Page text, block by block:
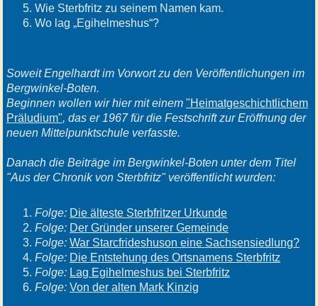
Wie Sterbfritz zu seinem Namen kam.
Wo lag „Egihelmeshus“?
Soweit Engelhardt im Vorwort zu den Veröffentlichungen im
Bergwinkel-Boten.
Beginnen wollen wir hier mit einem "Heimatgeschichtlichem
Präludium", das er 1967 für die Festschrift zur Eröffnung der
neuen Mittelpunktschule verfasste.
Danach die Beiträge im Bergwinkel-Boten unter dem Titel
"Aus der Chronik von Sterbfritz" veröffentlicht wurden:
Folge: Die älteste Sterbfritzer Urkunde
Folge: Der Gründer unserer Gemeinde
Folge: War Starcfrideshuson eine Sachsensiedlung?
Folge: Die Entstehung des Ortsnamens Sterbfritz
Folge: Lag Egihelmeshus bei Sterbfritz
Folge: Von der alten Mark Kinzig